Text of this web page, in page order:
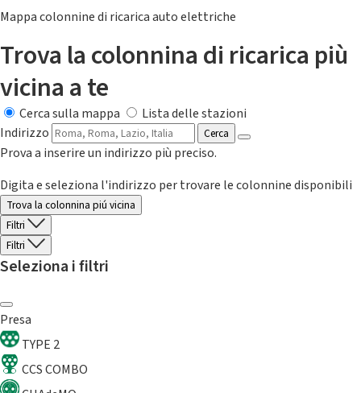
Mappa colonnine di ricarica auto elettriche
Trova la colonnina di ricarica più
vicina a te
Cerca sulla mappa
Lista delle stazioni
Indirizzo
Cerca
Prova a inserire un indirizzo più preciso.
Digita e seleziona l'indirizzo per trovare le colonnine disponibili
Trova la colonnina piú vicina
Filtri
Filtri
Seleziona i filtri
Presa
TYPE 2
CCS COMBO